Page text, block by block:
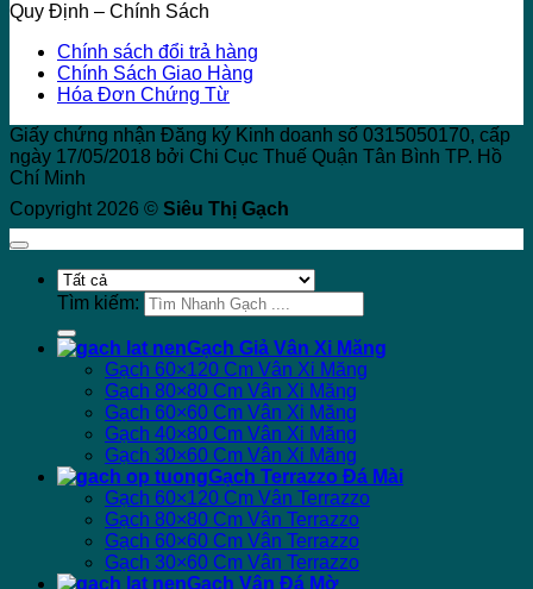
Quy Định – Chính Sách
Chính sách đổi trả hàng
Chính Sách Giao Hàng
Hóa Đơn Chứng Từ
Giấy chứng nhận Đăng ký Kinh doanh số 0315050170, cấp
ngày 17/05/2018 bởi Chi Cục Thuế Quận Tân Bình TP. Hồ
Chí Minh
Copyright 2026 © Siêu Thị Gạch
Tìm kiếm:
Gạch Giả Vân Xi Măng
Gạch 60×120 Cm Vân Xi Măng
Gạch 80×80 Cm Vân Xi Măng
Gạch 60×60 Cm Vân Xi Măng
Gạch 40×80 Cm Vân Xi Măng
Gạch 30×60 Cm Vân Xi Măng
Gạch Terrazzo Đá Mài
Gạch 60×120 Cm Vân Terrazzo
Gạch 80×80 Cm Vân Terrazzo
Gạch 60×60 Cm Vân Terrazzo
Gạch 30×60 Cm Vân Terrazzo
Gạch Vân Đá Mờ